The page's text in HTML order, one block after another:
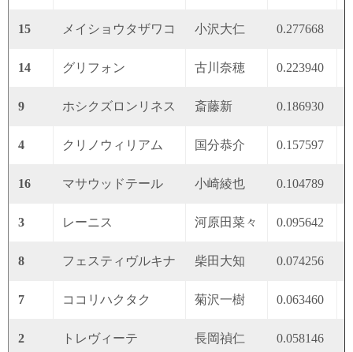
15 メイショウタザワコ 小沢大仁 0.277668
14 グリフォン 古川奈穂 0.223940
9 ホシクズロンリネス 斎藤新 0.186930
4 クリノウィリアム 国分恭介 0.157597
16 マサウッドテール 小崎綾也 0.104789
3 レーニス 河原田菜々 0.095642
8 フェスティヴルキナ 柴田大知 0.074256
7 ココリハクタク 菊沢一樹 0.063460
2 トレヴィーテ 長岡禎仁 0.058146